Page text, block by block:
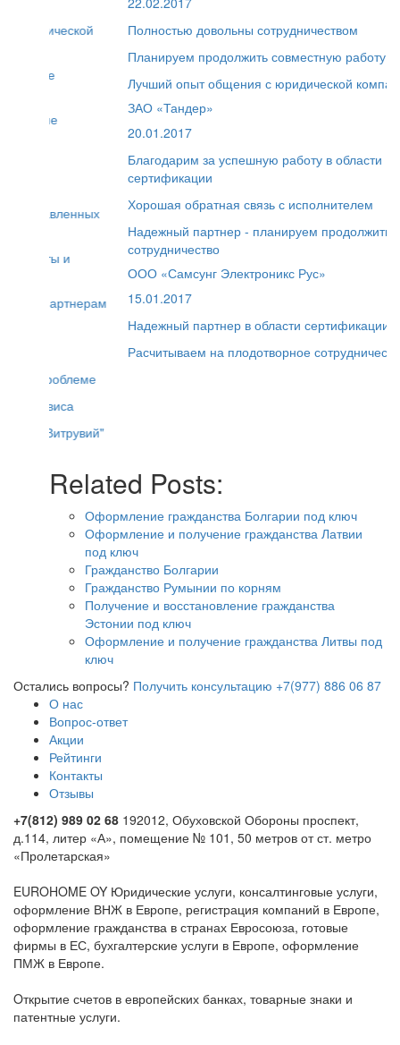
Полностью довольны сотрудничеством
Планируем продолжить совместную работу
Лучший опыт общения с юридической компанией
ЗАО «Тандер»
Благодарим за успешную работу в области
сертификации
Хорошая обратная связь с исполнителем
Надежный партнер - планируем продолжить
сотрудничество
ООО «Самсунг Электроникс Рус»
15.01.2017
Надежный партнер в области сертификации
Расчитываем на плодотворное сотрудничество
Related Posts:
Оформление гражданства Болгарии под ключ
под ключ
Гражданство Болгарии
Получение и восстановление гражданства
Эстонии под ключ
Оформление и получение гражданства Литвы под
ключ
Остались вопросы?Получить консультацию +7(977) 886 06 87
Вопрос-ответ
Контакты
Отзывы
+7(812) 989 02 68
д.114, литер «А», помещение № 101, 50 метров от ст. метро
«Пролетарская»
оформление ВНЖ в Европе, регистрация компаний в Европе,
оформление гражданства в странах Евросоюза, готовые
фирмы в ЕС, бухгалтерские услуги в Европе, оформление
Oткрытие счетов в европейских банках, товарные знаки и
патентные услуги.
© При полном или частичном копировании материалов,
www.eurhome.ruBook of Ra